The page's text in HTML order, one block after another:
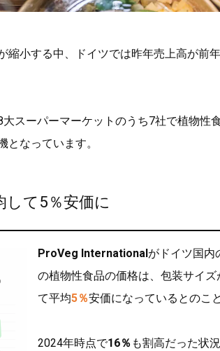
縮小する中、ドイツでは昨年売上高が前
スーパーマーケットのうち7社で植物性
となっています。
して5％安価に
ProVeg Internationalがドイツ国内
の植物性食品の価格は、包装サイ
て平均5％安価になっているとのこと
2024年時点で16％ も割高だった状